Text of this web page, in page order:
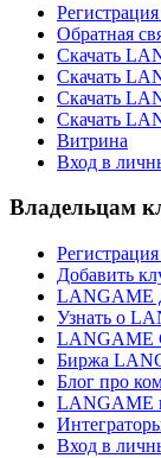
Обратная
Скачать
Скачать
Скачать
Скачать
Витрина
Вход в
Владельцам
Добавить
LANGAME
Узнать о
LANGAME
Биржа
Блог про
Вход в